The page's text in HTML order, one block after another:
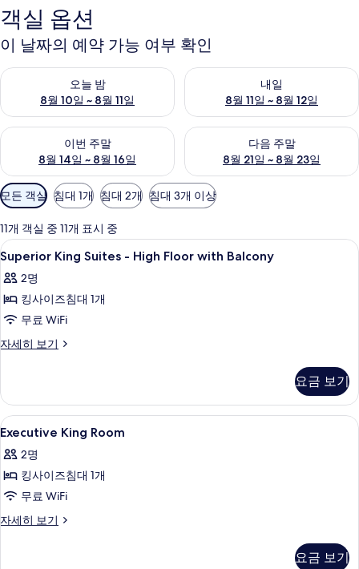
객실 옵션
이 날짜의 예약 가능 여부 확인
오늘 밤
8월 10일 ~ 8월 11일
오늘 밤 예약 가능 여부 확인, 8월 10일 ~ 8월 11일
내일
8월 11일 ~ 8월 12일
내일 예약 가능 여부 확인, 8월
이번 주말
8월 14일 ~ 8월 16일
이번 주말 예약 가능 여부 확인, 8월 14일 ~ 8월 16일
다음 주말
8월 21일 ~ 8월 23일
다음 주말 예약 가능 여부 확인
객
실
에
사
용
가
능
한
터
모든 객실 침대 1개 침대 2개 침대 3개 이상
11개 객실 중 11개 표시 중
Superior
King
Suites
-
High
Floor
사
진
모
두
보
기
객실 내 금고, 책상, 방음 설비, 다리미/
8
Superior King Suites - High Floor with Balcony
2명
킹사이즈침대 1개
무료 WiFi
자세히 보기
Superior
High
Floor
with
자
세
보
기
요금 보기
Executive
King
Room
사
진
모
객실 내 금고, 책상, 방음 설비, 다리미/
8
Executive King Room
2명
킹사이즈침대 1개
무료 WiFi
자세히 보기
Executive
요금 보기